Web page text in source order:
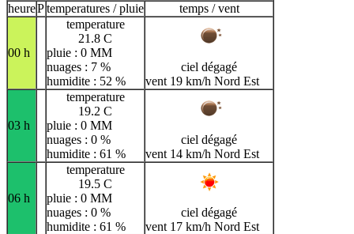
heurePtemperatures / pluie temps / vent
00 h
temperature
21.8 C
pluie : 0 MM
nuages : 7 %
humidite : 52 %
ciel dégagé
vent 19 km/h Nord Est
03 h
temperature
19.2 C
pluie : 0 MM
nuages : 0 %
humidite : 61 %
ciel dégagé
vent 14 km/h Nord Est
06 h
temperature
19.5 C
pluie : 0 MM
nuages : 0 %
humidite : 61 %
ciel dégagé
vent 17 km/h Nord Est